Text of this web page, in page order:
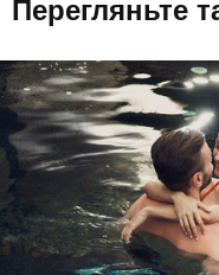
Перегляньте